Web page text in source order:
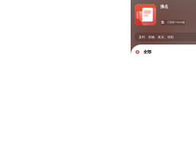
沸点
已更新73830篇
及时、准确、真实、深刻
全部